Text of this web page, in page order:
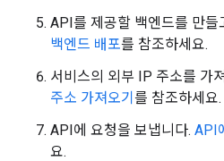
API를 제공할 백엔드를 만들
백엔드 배포를 참조하세요.
서비스의 외부 IP 주소를 가
주소 가져오기 를 참조하세요.
API에 요청을 보냅니다. API
요.